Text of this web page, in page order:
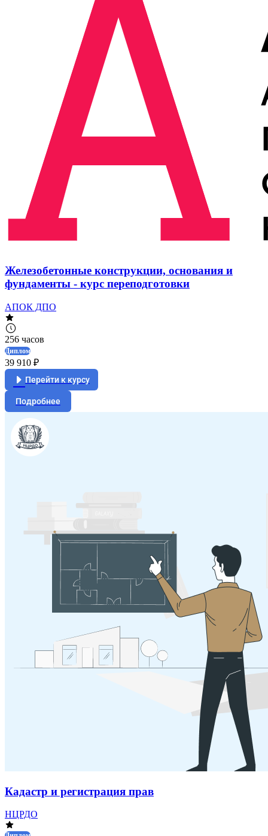
Железобетонные конструкции, основания и
фундаменты - курс переподготовки
АПОК ДПО
256 часов
Диплом
39 910 ₽
Перейти к курсу
Подробнее
Кадастр и регистрация прав
НЦРДО